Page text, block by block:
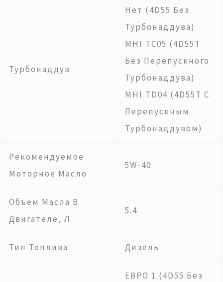
Турбонаддув
Нет (4D55 Без
Турбонаддува)
MHI TC05 (4D55T
Без Перепускного
Турбонаддува)
MHI TD04 (4D55T С
Перепускным
Турбонаддувом)
Рекомендуемое
Моторное Масло
5W-40
Объем Масла В
Двигателе, Л
5.4
Тип Топлива Дизель
ЕВРО 1 (4D55 Без